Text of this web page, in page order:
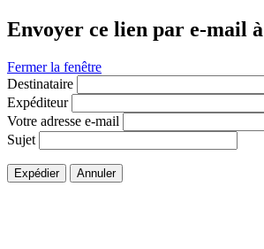
Envoyer ce lien par e-mail
Fermer la fenêtre
Destinataire
Expéditeur
Votre adresse e-mail
Sujet
Expédier Annuler